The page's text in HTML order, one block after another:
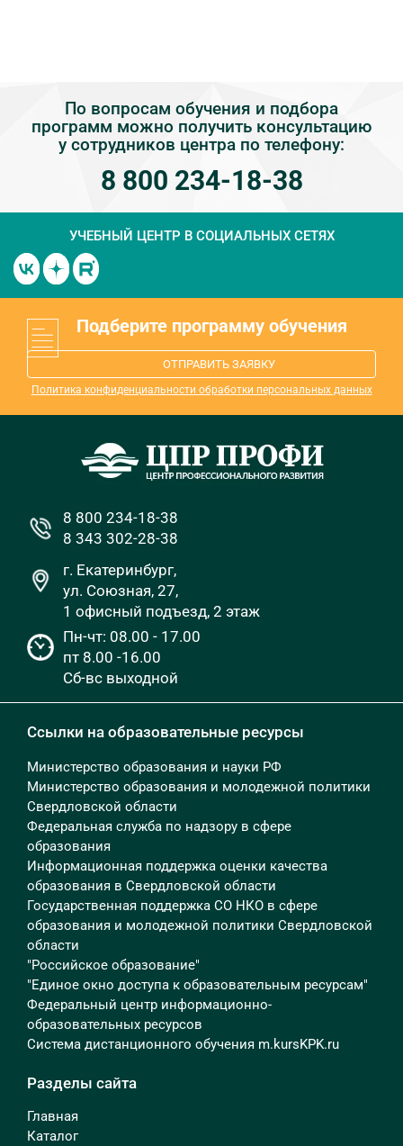
По вопросам обучения и подбора
программ можно получить консультацию
у сотрудников центра по телефону:
8 800 234-18-38
УЧЕБНЫЙ ЦЕНТР В СОЦИАЛЬНЫХ СЕТЯХ
Подберите программу обучения
ОТПРАВИТЬ ЗАЯВКУ
Политика конфиденциальности обработки персональных данных
8 800 234-18-38
8 343 302-28-38
г. Екатеринбург,
ул. Союзная, 27,
1 офисный подъезд, 2 этаж
Пн-чт: 08.00 - 17.00
пт 8.00 -16.00
Сб-вс выходной
Ссылки на образовательные ресурсы
Министерство образования и науки РФ
Министерство образования и молодежной политики
Свердловской области
Федеральная служба по надзору в сфере
образования
Информационная поддержка оценки качества
образования в Свердловской области
Государственная поддержка СО НКО в сфере
образования и молодежной политики Свердловской
области
"Российское образование"
"Единое окно доступа к образовательным ресурсам"
Федеральный центр информационно-
образовательных ресурсов
Система дистанционного обучения m.kursKPK.ru
Разделы сайта
Главная
Каталог